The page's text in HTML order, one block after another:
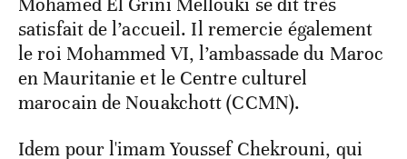
satisfait de l’accueil. Il remercie également
le roi Mohammed VI, l’ambassade du Maroc
en Mauritanie et le Centre culturel
marocain de Nouakchott (CCMN).
Idem pour l'imam Youssef Chekrouni, qui